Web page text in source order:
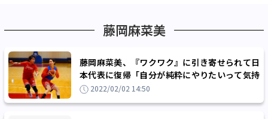
藤岡麻菜美
藤岡麻菜美、『ワクワク』に引き寄せられて日
本代表に復帰「自分が純粋にやりたいって気持
ちが一番の原動力」
2022/02/02 14:50